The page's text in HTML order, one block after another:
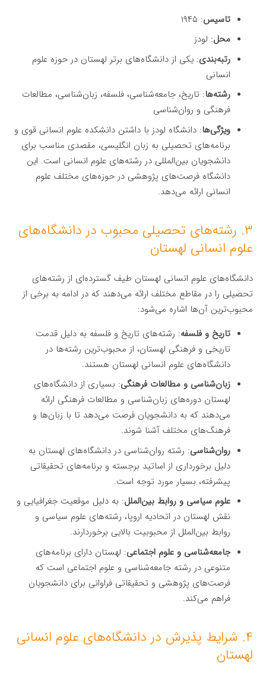
تاسیس: ۱۹۴۵
محل: لودز
رتبه‌بندی: یکی از دانشگاه‌های برتر لهستان در حوزه علوم
انسانی
رشته‌ها: تاریخ، جامعه‌شناسی، فلسفه، زبان‌شناسی، مطالعات
فرهنگی و روان‌شناسی
ویژگی‌ها: دانشگاه لودز با داشتن دانشکده علوم انسانی قوی و
برنامه‌های تحصیلی به زبان انگلیسی، مقصدی مناسب برای
دانشجویان بین‌المللی در رشته‌های علوم انسانی است. این
دانشگاه فرصت‌های پژوهشی در حوزه‌های مختلف علوم
انسانی ارائه می‌دهد.
۳. رشته‌های تحصیلی محبوب در دانشگاه‌های
علوم انسانی لهستان
دانشگاه‌های علوم انسانی لهستان طیف گسترده‌ای از رشته‌های
تحصیلی را در مقاطع مختلف ارائه می‌دهند که در ادامه به برخی از
محبوب‌ترین آن‌ها اشاره می‌شود:
تاریخ و فلسفه: رشته‌های تاریخ و فلسفه به دلیل قدمت
تاریخی و فرهنگی لهستان، از محبوب‌ترین رشته‌ها در
دانشگاه‌های علوم انسانی لهستان هستند.
زبان‌شناسی و مطالعات فرهنگی: بسیاری از دانشگاه‌های
لهستان دوره‌های زبان‌شناسی و مطالعات فرهنگی ارائه
می‌دهند که به دانشجویان فرصت می‌دهد تا با زبان‌ها و
فرهنگ‌های مختلف آشنا شوند.
روان‌شناسی: رشته روان‌شناسی در دانشگاه‌های لهستان به
دلیل برخورداری از اساتید برجسته و برنامه‌های تحقیقاتی
پیشرفته، بسیار مورد توجه است.
علوم سیاسی و روابط بین‌الملل: به دلیل موقعیت جغرافیایی و
نقش لهستان در اتحادیه اروپا، رشته‌های علوم سیاسی و
روابط بین‌الملل از محبوبیت بالایی برخوردارند.
جامعه‌شناسی و علوم اجتماعی: لهستان دارای برنامه‌های
متنوعی در رشته جامعه‌شناسی و علوم اجتماعی است که
فرصت‌های پژوهشی و تحقیقاتی فراوانی برای دانشجویان
فراهم می‌کند.
۴. شرایط پذیرش در دانشگاه‌های علوم انسانی
لهستان